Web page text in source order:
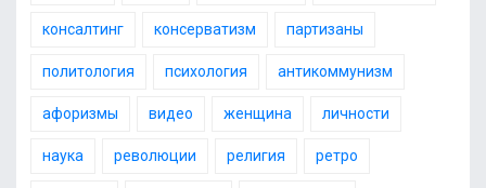
консалтинг консерватизм партизаны
политология психология антикоммунизм
афоризмы видео женщина личности
наука революции религия ретро